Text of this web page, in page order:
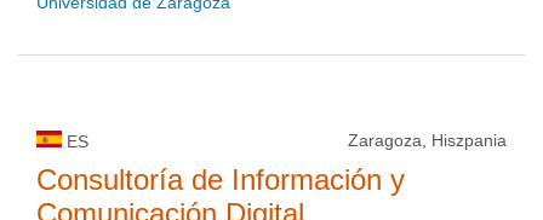
ES Zaragoza, Hiszpania
Consultoría de Información y